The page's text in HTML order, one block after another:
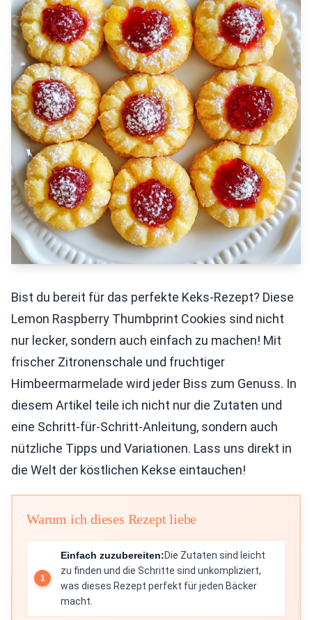
Bist du bereit für das perfekte Keks-Rezept? Diese
Lemon Raspberry Thumbprint Cookies sind nicht
nur lecker, sondern auch einfach zu machen! Mit
frischer Zitronenschale und fruchtiger
Himbeermarmelade wird jeder Biss zum Genuss. In
diesem Artikel teile ich nicht nur die Zutaten und
eine Schritt-für-Schritt-Anleitung, sondern auch
nützliche Tipps und Variationen. Lass uns direkt in
die Welt der köstlichen Kekse eintauchen!
Warum ich dieses Rezept liebe
Einfach zuzubereiten:Die Zutaten sind leicht
zu finden und die Schritte sind unkompliziert,
was dieses Rezept perfekt für jeden Bäcker
macht.